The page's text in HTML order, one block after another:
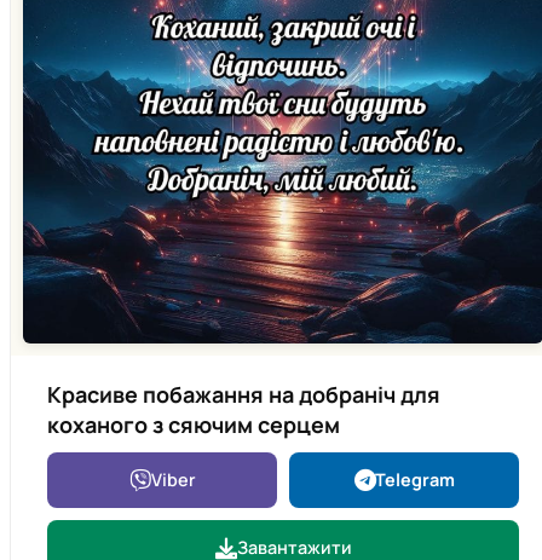
Красиве побажання на добраніч для
коханого з сяючим серцем
Viber Telegram
Завантажити